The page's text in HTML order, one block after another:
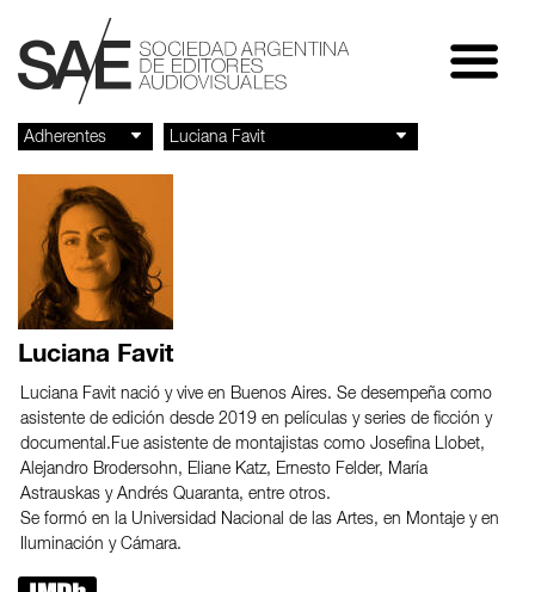
Luciana Favit
Luciana Favit nació y vive en Buenos Aires. Se desempeña como
asistente de edición desde 2019 en películas y series de ficción y
documental.Fue asistente de montajistas como Josefina Llobet,
Alejandro Brodersohn, Eliane Katz, Ernesto Felder, María
Astrauskas y Andrés Quaranta, entre otros.
Se formó en la Universidad Nacional de las Artes, en Montaje y en
Iluminación y Cámara.